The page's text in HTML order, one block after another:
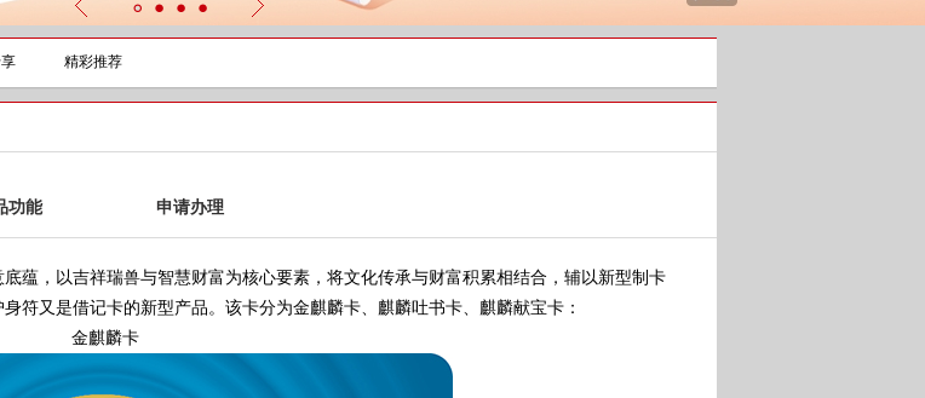
精彩推荐
功能 申请办理
，以吉祥瑞兽与智慧财富为核心要素，将文化传承与财富积累相结合，辅以新型制卡
符又是借记卡的新型产品。该卡分为金麒麟卡、麒麟吐书卡、麒麟献宝卡：
金麒麟卡